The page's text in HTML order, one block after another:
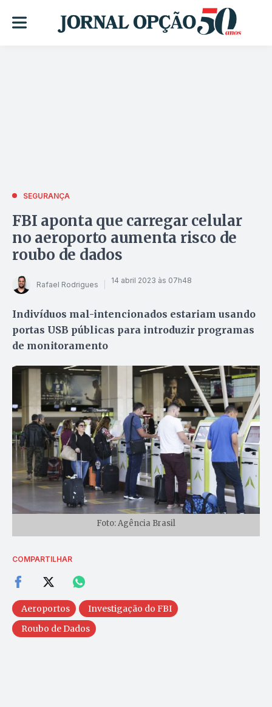
SEGURANÇA
FBI aponta que carregar celular
no aeroporto aumenta risco de
roubo de dados
Rafael Rodrigues 14 abril 2023 às 07h48
Indivíduos mal-intencionados estariam usando
portas USB públicas para introduzir programas
de monitoramento
Foto: Agência Brasil
COMPARTILHAR
Aeroportos
Investigação do FBI
Roubo de Dados